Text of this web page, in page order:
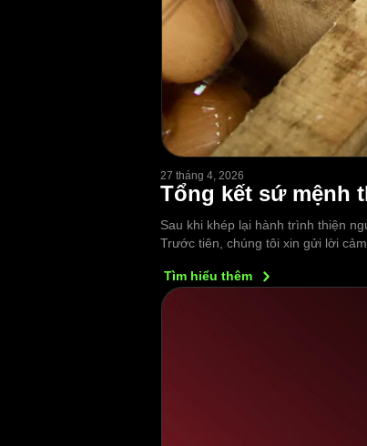
27 tháng 4, 2026
Tổng kết sứ mệnh
Sau khi khép lại hành trình thiện
Trước tiên, chúng tôi xin gửi lời
Tìm hiểu thêm